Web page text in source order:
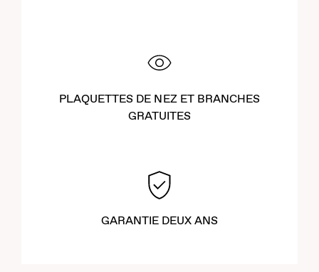
PLAQUETTES DE NEZ ET BRANCHES
GRATUITES
GARANTIE DEUX ANS